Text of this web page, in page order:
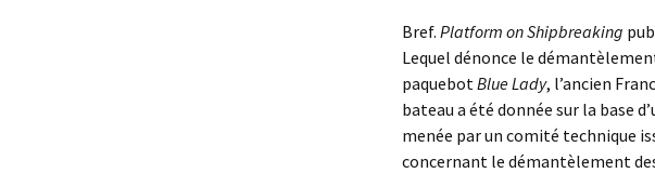
Bref. Platform on Shipbreaking
Lequel dénonce le
paquebotBlue Lady, l’ancien
bateau a été donnée sur la base
menée par un comité technique
concernant le démantèlement